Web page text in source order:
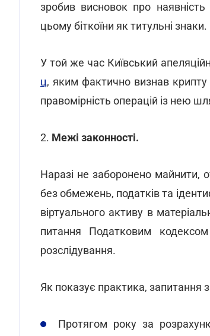
зробив висновок про
цьому біткоїни як титульні знаки.
У той же час Київський
ц, яким фактично визнав
правомірність операцій із нею
2. Межі законності.
Наразі не заборонено майнити,
без обмежень, податків та
віртуального активу в
питання Податковим
розслідування.
Як показує практика, запитання
Протягом року за